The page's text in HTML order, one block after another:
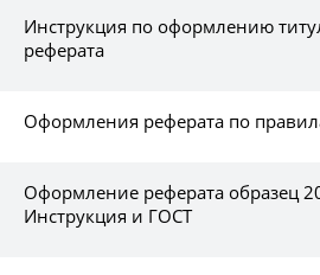
Инструкция по оформлению
реферата
Оформления реферата по
Оформление реферата образец
Инструкция и ГОСТ